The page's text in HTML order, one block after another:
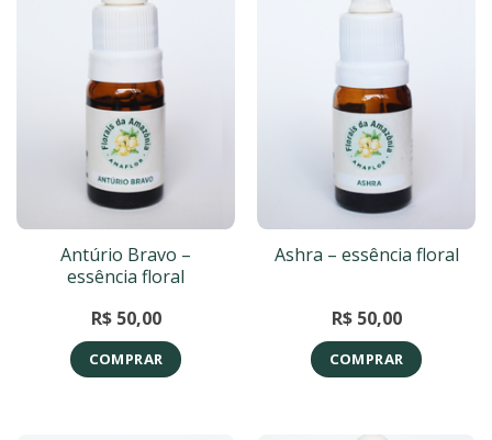
Antúrio Bravo –
essência floral
R$50,00
COMPRAR
Ashra – essência floral
R$50,00
COMPRAR